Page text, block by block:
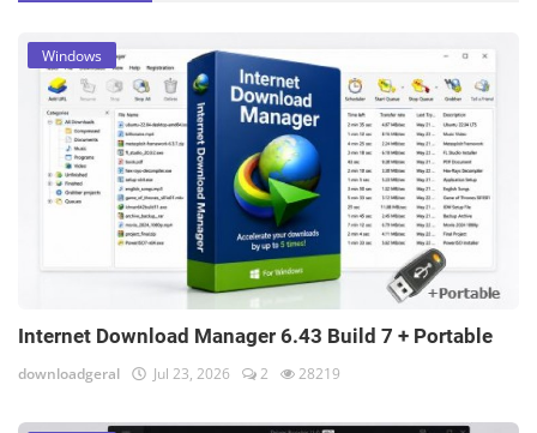
Windows
Internet Download Manager 6.43 Build 7 + Portable
downloadgeral Jul 23, 2026 2 28219